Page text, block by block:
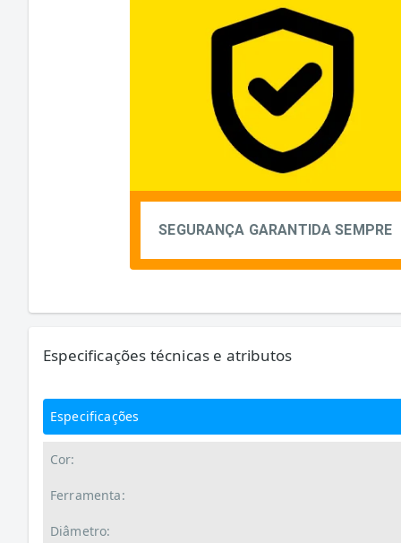
SEGURANÇA GARANTIDA SEMPRE
Especificações técnicas e atributos
Especificações
Cor:
Ferramenta:
Diâmetro: